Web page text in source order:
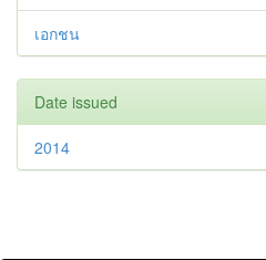
เอกชน
Date issued
2014